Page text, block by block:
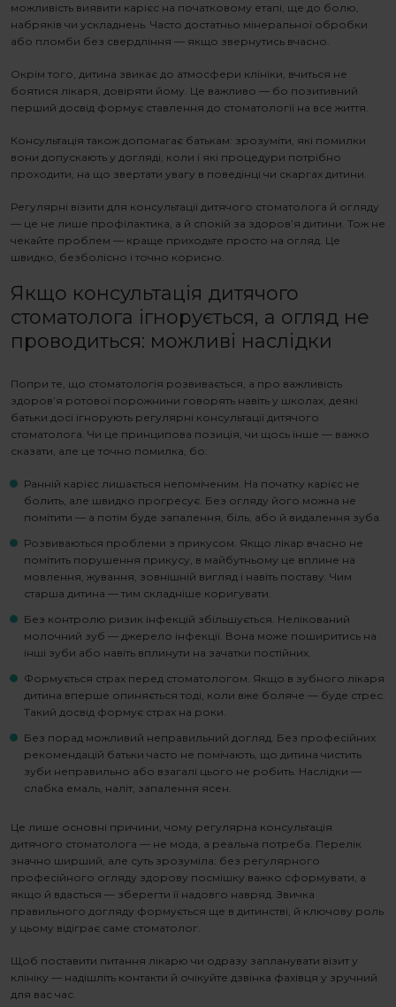
можливість виявити карієс на початковому етапі, ще до болю,
набряків чи ускладнень. Часто достатньо мінеральної обробки
або пломби без свердління — якщо звернутись вчасно.
Окрім того, дитина звикає до атмосфери клініки, вчиться не
боятися лікаря, довіряти йому. Це важливо — бо позитивний
перший досвід формує ставлення до стоматології на все життя.
Консультація також допомагає батькам: зрозуміти, які помилки
вони допускають у догляді, коли і які процедури потрібно
проходити, на що звертати увагу в поведінці чи скаргах дитини.
Регулярні візити для консультації дитячого стоматолога й огляду
— це не лише профілактика, а й спокій за здоров’я дитини. Тож не
чекайте проблем — краще приходьте просто на огляд. Це
швидко, безболісно і точно корисно.
Якщо консультація дитячого
стоматолога ігнорується, а огляд не
проводиться: можливі наслідки
Попри те, що стоматологія розвивається, а про важливість
здоров’я ротової порожнини говорять навіть у школах, деякі
батьки досі ігнорують регулярні консультації дитячого
стоматолога. Чи це принципова позиція, чи щось інше — важко
сказати, але це точно помилка, бо:
Ранній карієс лишається непоміченим. На початку карієс не
болить, але швидко прогресує. Без огляду його можна не
помітити — а потім буде запалення, біль, або й видалення зуба.
Розвиваються проблеми з прикусом. Якщо лікар вчасно не
помітить порушення прикусу, в майбутньому це вплине на
мовлення, жування, зовнішній вигляд і навіть поставу. Чим
старша дитина — тим складніше коригувати.
Без контролю ризик інфекцій збільшується. Нелікований
молочний зуб — джерело інфекції. Вона може поширитись на
інші зуби або навіть вплинути на зачатки постійних.
Формується страх перед стоматологом. Якщо в зубного лікаря
дитина вперше опиняється тоді, коли вже боляче — буде стрес.
Такий досвід формує страх на роки.
Без порад можливий неправильний догляд. Без професійних
рекомендацій батьки часто не помічають, що дитина чистить
зуби неправильно або взагалі цього не робить. Наслідки —
слабка емаль, наліт, запалення ясен.
Це лише основні причини, чому регулярна консультація
дитячого стоматолога — не мода, а реальна потреба. Перелік
значно ширший, але суть зрозуміла: без регулярного
професійного огляду здорову посмішку важко сформувати, а
якщо й вдасться — зберегти її надовго навряд. Звичка
правильного догляду формується ще в дитинстві, й ключову роль
у цьому відіграє саме стоматолог.
Щоб поставити питання лікарю чи одразу запланувати візит у
клініку — надішліть контакти й очікуйте дзвінка фахівця у зручний
для вас час.